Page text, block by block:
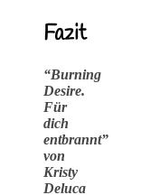
Fazit
“Burning
Desire.
Für
dich
entbrannt”
von
Kristy
Deluca